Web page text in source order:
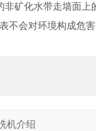
化水带走墙面上
不会对环境构成危